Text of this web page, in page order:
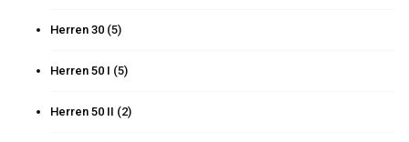
Herren 30 (5)
Herren 50 I (5)
Herren 50 II (2)